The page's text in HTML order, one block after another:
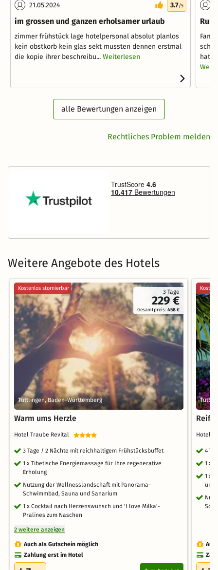
21.05.2024 3.7/5
im grossen und ganzen erholsamer urlaub
zimmer frühstück lage hotelpersonal absolut planlos
kein obstkorb kein glas sekt mussten dennen erstmal
die kopie ihrer beschreibu... Weiterlesen
hat
alle Bewertungen anzeigen
Rechtliches Problem melden
Weitere Angebote des Hotels
3 Tage
229 €
Gesamtpreis:458 €
Kostenlos stornierbar
Tuttlingen, Baden-Württemberg
Warm ums Herzle
Hotel Traube Revital
3 Tage / 2 Nächte mit reichhaltigem Frühstücksbuffet
1 x Tibetische Energiemassage für Ihre regenerative
Erholung
Nutzung der Wellnesslandschaft mit Panorama-
Schwimmbad, Sauna und Sanarium
1 x Cocktail nach Herzenswunsch und 'I love Milka'-
Pralines zum Naschen
2 weitere anzeigen
Auch als Gutschein möglich
Zahlung erst im Hotel
Reif
Hotel
4
1 x
1 x
und